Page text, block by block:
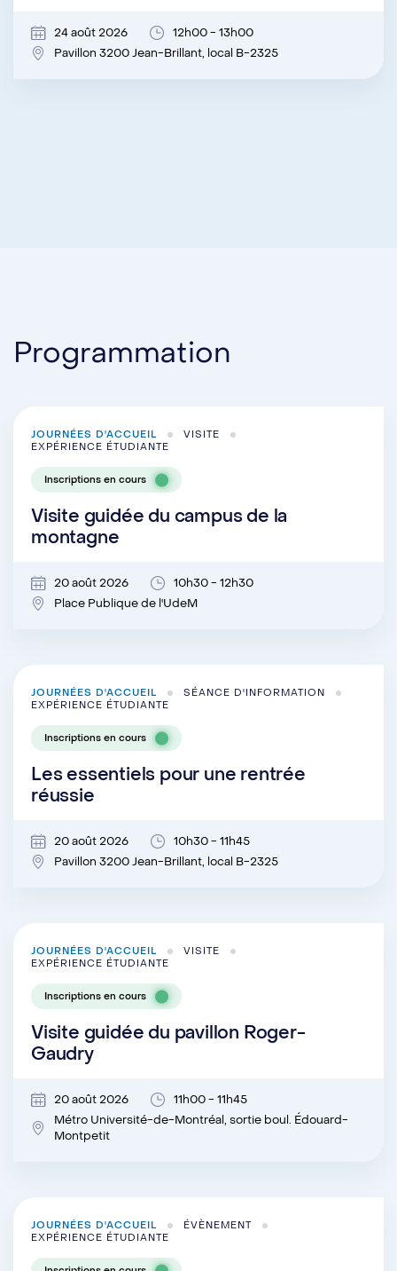
24 août 2026
12h00 - 13h00
Pavillon 3200 Jean-Brillant, local B-2325
Programmation
JOURNÉES D'ACCUEIL
VISITE
EXPÉRIENCE ÉTUDIANTE
Inscriptions en cours
Visite guidée du campus de la
montagne
20 août 2026
10h30 - 12h30
Place Publique de l'UdeM
JOURNÉES D'ACCUEIL
SÉANCE D'INFORMATION
EXPÉRIENCE ÉTUDIANTE
Inscriptions en cours
Les essentiels pour une rentrée
réussie
20 août 2026
10h30 - 11h45
Pavillon 3200 Jean-Brillant, local B-2325
JOURNÉES D'ACCUEIL
VISITE
EXPÉRIENCE ÉTUDIANTE
Inscriptions en cours
Visite guidée du pavillon Roger-
Gaudry
20 août 2026
11h00 - 11h45
Métro Université-de-Montréal, sortie boul. Édouard-
Montpetit
JOURNÉES D'ACCUEIL
ÉVÈNEMENT
EXPÉRIENCE ÉTUDIANTE